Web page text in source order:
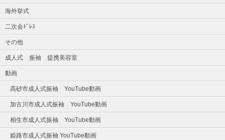
海外挙式
二次会ﾄﾞﾚｽ
その他
成人式 振袖 提携美容室
動画
高砂市成人式振袖 YouTube動画
加古川市成人式振袖 YouTube動画
相生市成人式振袖 YouTube動画
姫路市成人式振袖 YouTube動画